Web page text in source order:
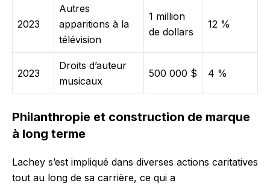
2023
Autres
apparitions à la
télévision
1 million
de dollars
12 %
2023
Droits d’auteur
musicaux
500 000 $ 4 %
Philanthropie et construction de marque
à long terme
Lachey s’est impliqué dans diverses actions caritatives
tout au long de sa carrière, ce qui a